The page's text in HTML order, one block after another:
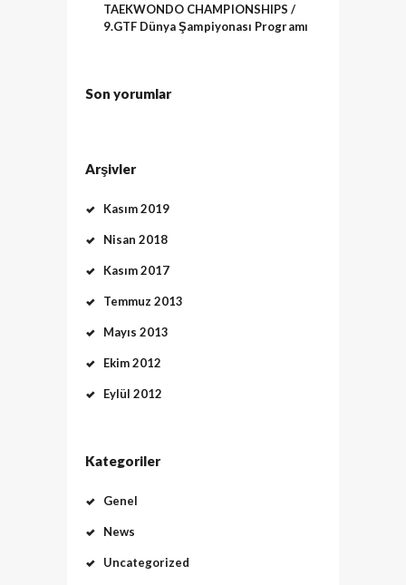
TAEKWONDO CHAMPIONSHIPS /
9.GTF Dünya Şampiyonası Programı
Son yorumlar
Arşivler
Kasım 2019
Nisan 2018
Kasım 2017
Temmuz 2013
Mayıs 2013
Ekim 2012
Eylül 2012
Kategoriler
Genel
News
Uncategorized